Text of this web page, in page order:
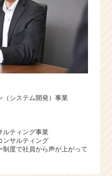
（システム開発）事業
ルティング事業
ンサルティング
度で社員から声が上がって